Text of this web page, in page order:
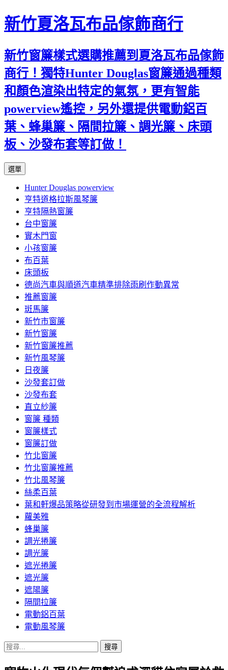
新竹夏洛瓦布品傢飾商行
新竹窗簾樣式選購推薦到夏洛瓦布品傢飾
商行！獨特Hunter Douglas窗簾通過種類
和顏色渲染出特定的氣氛，更有智能
powerview遙控，另外還提供電動鋁百
葉、蜂巢簾、隔間拉簾、調光簾、床頭
板、沙發布套等訂做！
選單
內
容
Hunter Douglas powerview
亨特道格拉斯風琴簾
亨特隔熱窗簾
台中窗簾
實木門窗
小孩窗簾
布百葉
床頭板
德尚汽車與順道汽車精準排除雨刷作動異常
推薦窗簾
斑馬簾
新竹市窗簾
新竹窗簾
新竹窗簾推薦
新竹風琴簾
日夜簾
沙發套訂做
沙發布套
直立紗簾
窗簾 種類
窗簾樣式
窗簾訂做
竹北窗簾
竹北窗簾推薦
竹北風琴簾
絲柔百葉
葉和軒爆品策略從研發到市場運營的全流程解析
蘿美雅
蜂巢簾
調光捲簾
調光簾
遮光捲簾
遮光簾
遮陽簾
隔間拉簾
電動鋁百葉
電動風琴簾
搜